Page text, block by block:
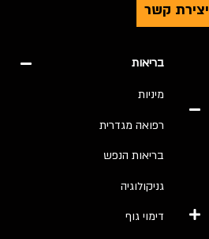
יצירת קשר
בריאות
מיניות
רפואה מגדרית
בריאות הנפש
גניקולוגיה
דימוי גוף